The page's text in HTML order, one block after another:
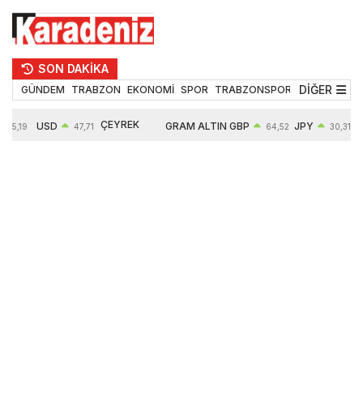
SON DAKİKA
GÜNDEM TRABZON EKONOMİ SPOR TRABZONSPOR TEKNOLOJİ
DİĞER
55,19 USD 47,71 ÇEYREK GRAM ALTIN GBP 64,52 JPY 30,31